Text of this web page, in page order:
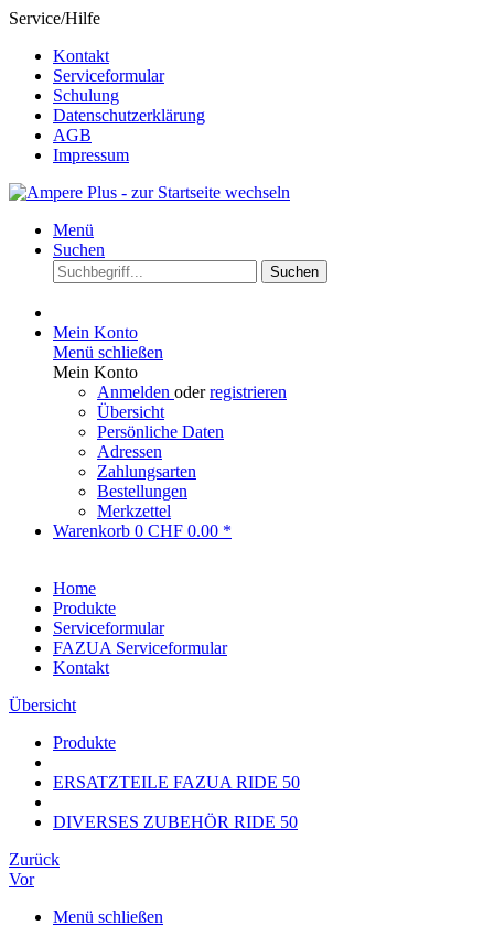
Service/Hilfe
Kontakt
Serviceformular
Schulung
Datenschutzerklärung
AGB
Impressum
Menü
Suchen
Suchen
Mein Konto
Menü schließen
Mein Konto
Anmelden oderregistrieren
Übersicht
Persönliche Daten
Adressen
Zahlungsarten
Bestellungen
Merkzettel
Warenkorb 0 CHF 0.00 *
Home
Produkte
Serviceformular
FAZUA Serviceformular
Kontakt
Übersicht
Produkte
ERSATZTEILE FAZUA RIDE 50
DIVERSES ZUBEHÖR RIDE 50
Zurück
Vor
Menü schließen